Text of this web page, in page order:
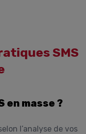
SMS
en masse ?
l’analyse de vos